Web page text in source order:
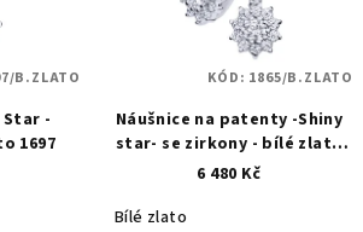
-
1697
B.ZLATO
Náušnice na patenty -Shiny
star- se zirkony - bílé zlato
1865
6 480 Kč
Bílé zlato
KÓD: 1865/B.ZLATO